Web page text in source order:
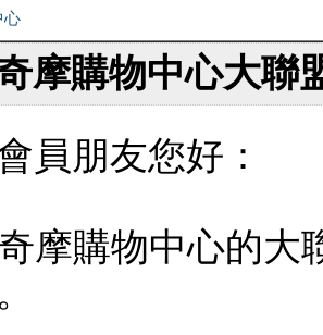
摩購物中心大聯
員朋友您好：
摩購物中心的大